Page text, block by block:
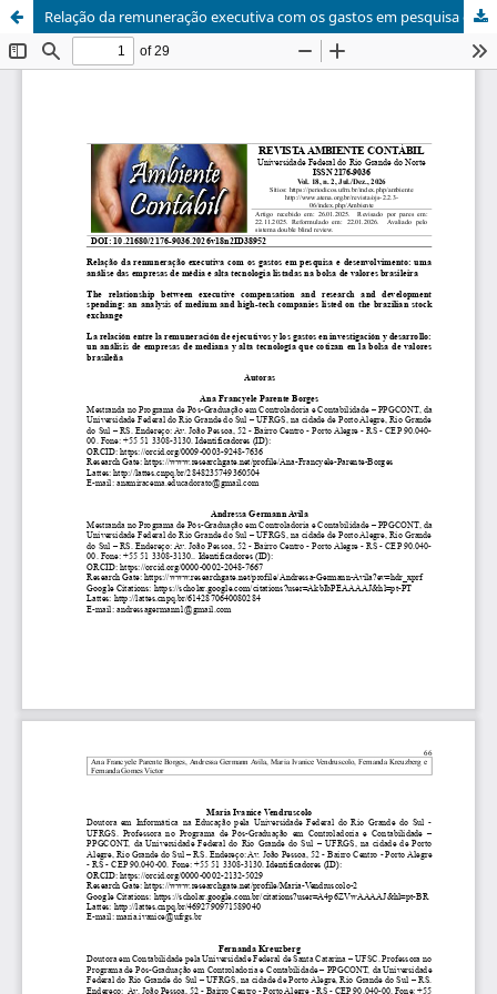
Relação da remuneração executiva com os gastos em pesquisa e desenvolvimento: uma análise das empresas de média e alta tecnologia listadas na bolsa de valores brasileira